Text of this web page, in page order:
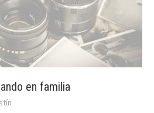
en familia